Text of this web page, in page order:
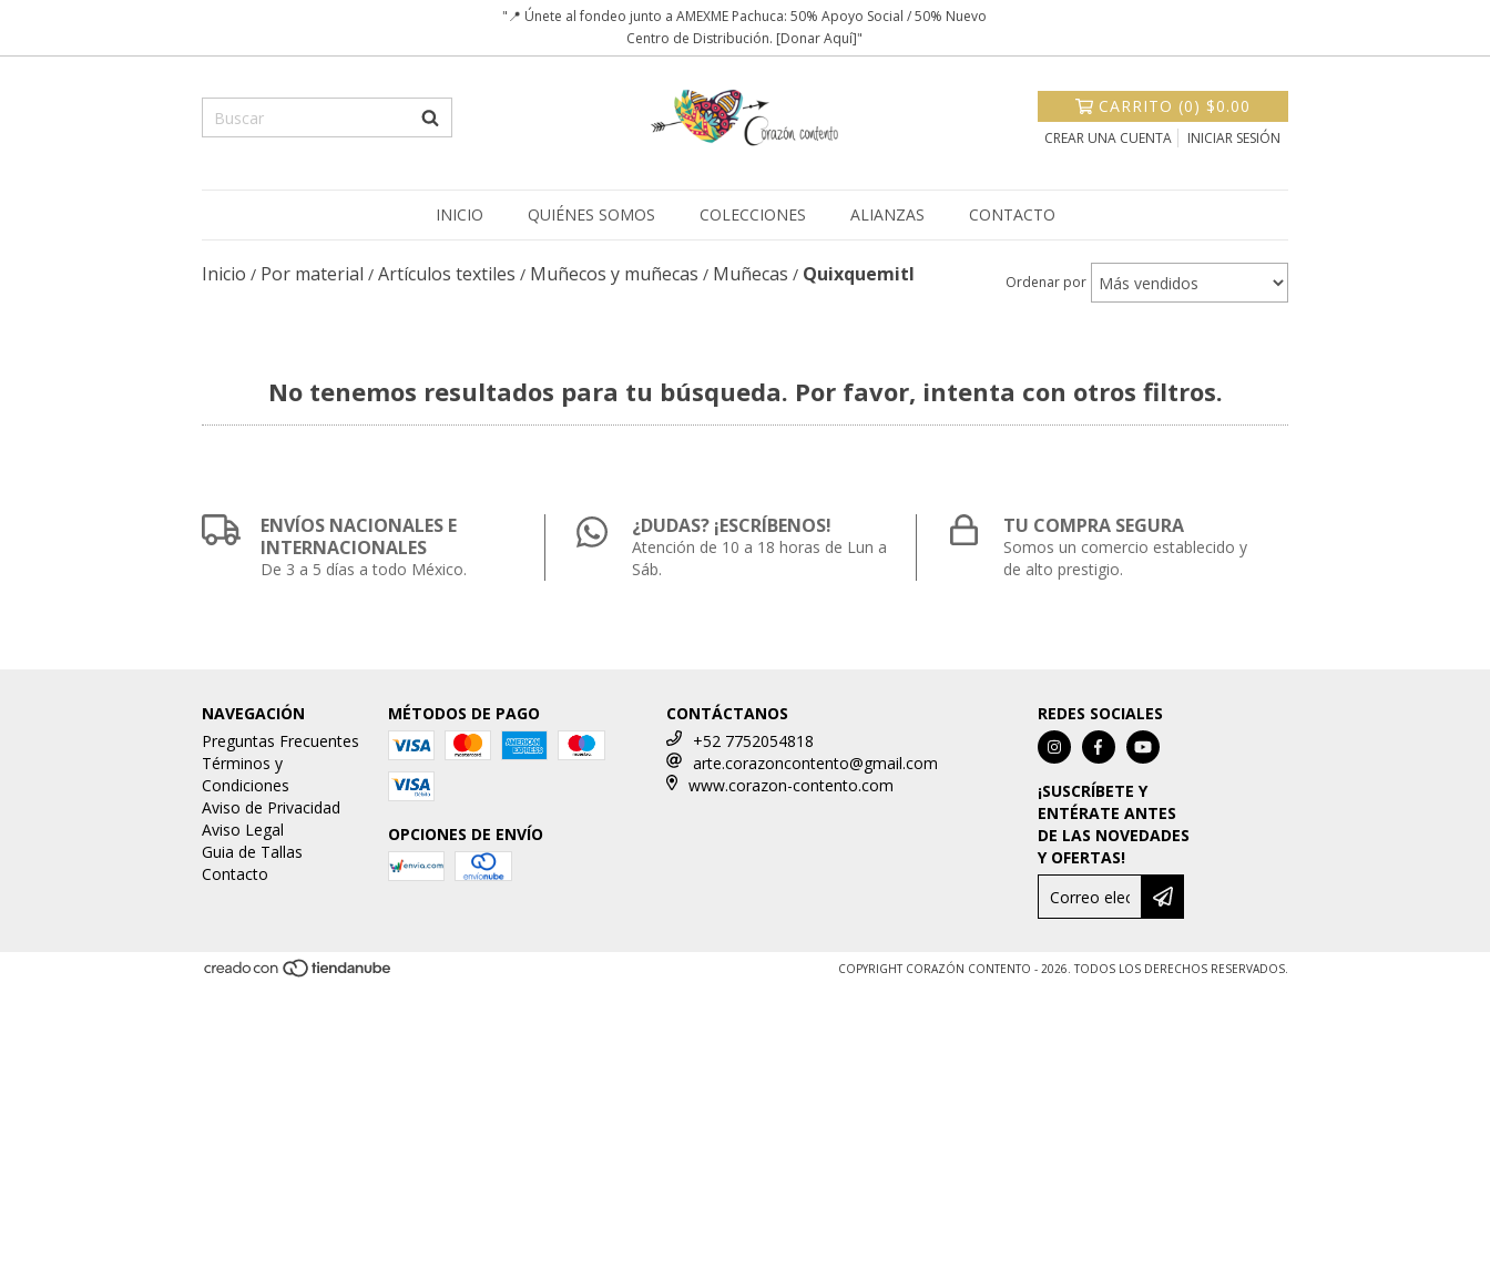
"📍 Únete al fondeo junto a AMEXME Pachuca: 50% Apoyo Social / 50% Nuevo
Centro de Distribución. [Donar Aquí]"
CARRITO (0) $0.00
CREAR UNA CUENTA INICIAR SESIÓN
INICIO QUIÉNES SOMOS COLECCIONES ALIANZAS CONTACTO
Inicio / Por material / Artículos textiles / Muñecos y muñecas / Muñecas / Quixquemitl Ordenar por
No tenemos resultados para tu búsqueda. Por favor, intenta con otros filtros.
ENVÍOS NACIONALES E
INTERNACIONALES
De 3 a 5 días a todo México.
¿DUDAS? ¡ESCRÍBENOS!
Atención de 10 a 18 horas de Lun a
Sáb.
TU COMPRA SEGURA
Somos un comercio establecido y
de alto prestigio.
NAVEGACIÓN
Preguntas Frecuentes
Términos y
Condiciones
Aviso de Privacidad
Aviso Legal
Guia de Tallas
Contacto
MÉTODOS DE PAGO
OPCIONES DE ENVÍO
CONTÁCTANOS
+52 7752054818
arte.corazoncontento@gmail.com
www.corazon-contento.com
REDES SOCIALES
¡SUSCRÍBETE Y
ENTÉRATE ANTES
DE LAS NOVEDADES
Y OFERTAS!
COPYRIGHT CORAZÓN CONTENTO - 2026. TODOS LOS DERECHOS RESERVADOS.